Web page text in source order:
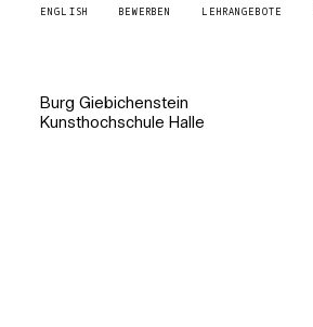
ENGLISH BEWERBEN LEHRANGEBOTE
Burg Giebichenstein
Kunsthochschule Halle